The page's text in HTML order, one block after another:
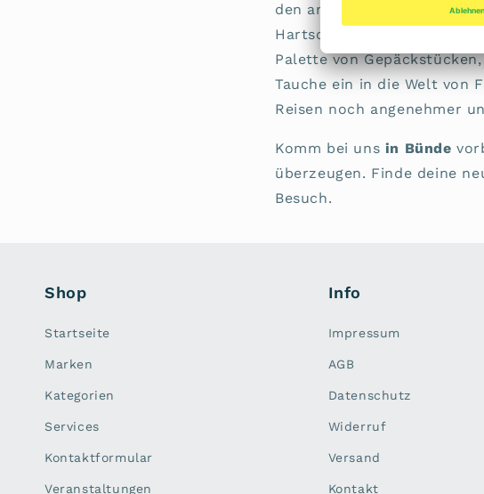
den anspruchsvollsten
Hartschalenkoffern bis hin
Palette von
Tauche ein in die Welt von
Reisen noch angenehmer
Komm bei uns in Bünde
überzeugen. Finde deine
Besuch.
Shop
Startseite
Marken
Kategorien
Services
Kontaktformular
Veranstaltungen
Info
Impressum
AGB
Datenschutz
Widerruf
Versand
Kontakt